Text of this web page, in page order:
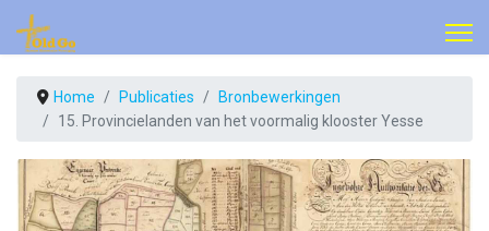
Home Publicaties
Bronbewerkingen
15. Provincielanden van het voormalig klooster Yesse